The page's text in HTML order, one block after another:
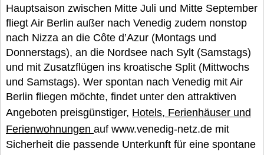
Hauptsaison zwischen Mitte Juli und Mitte September
fliegt Air Berlin außer nach Venedig zudem nonstop
nach Nizza an die Côte d’Azur (Montags und
Donnerstags), an die Nordsee nach Sylt (Samstags)
und mit Zusatzflügen ins kroatische Split (Mittwochs
und Samstags). Wer spontan nach Venedig mit Air
Berlin fliegen möchte, findet unter den attraktiven
Angeboten preisgünstiger, Hotels, Ferienhäuser und
Ferienwohnungen auf www.venedig-netz.de mit
Sicherheit die passende Unterkunft für eine spontane